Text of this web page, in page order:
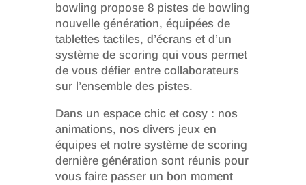
bowling propose 8 pistes de bowling
nouvelle génération, équipées de
tablettes tactiles, d’écrans et d’un
système de scoring qui vous permet
de vous défier entre collaborateurs
sur l’ensemble des pistes.
Dans un espace chic et cosy : nos
animations, nos divers jeux en
équipes et notre système de scoring
dernière génération sont réunis pour
vous faire passer un bon moment